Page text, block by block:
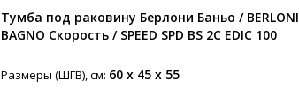
Тумба под раковину Берлони Баньо / BERLONI
BAGNO Скорость / SPEED SPD BS 2C EDIC 100
Размеры (ШГВ), см: 60 x 45 x 55